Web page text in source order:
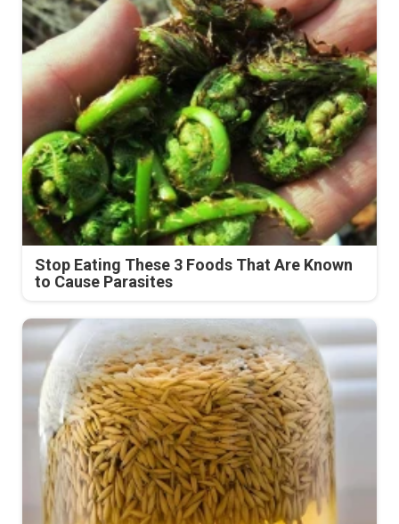
Stop Eating These 3 Foods That Are Known
to Cause Parasites